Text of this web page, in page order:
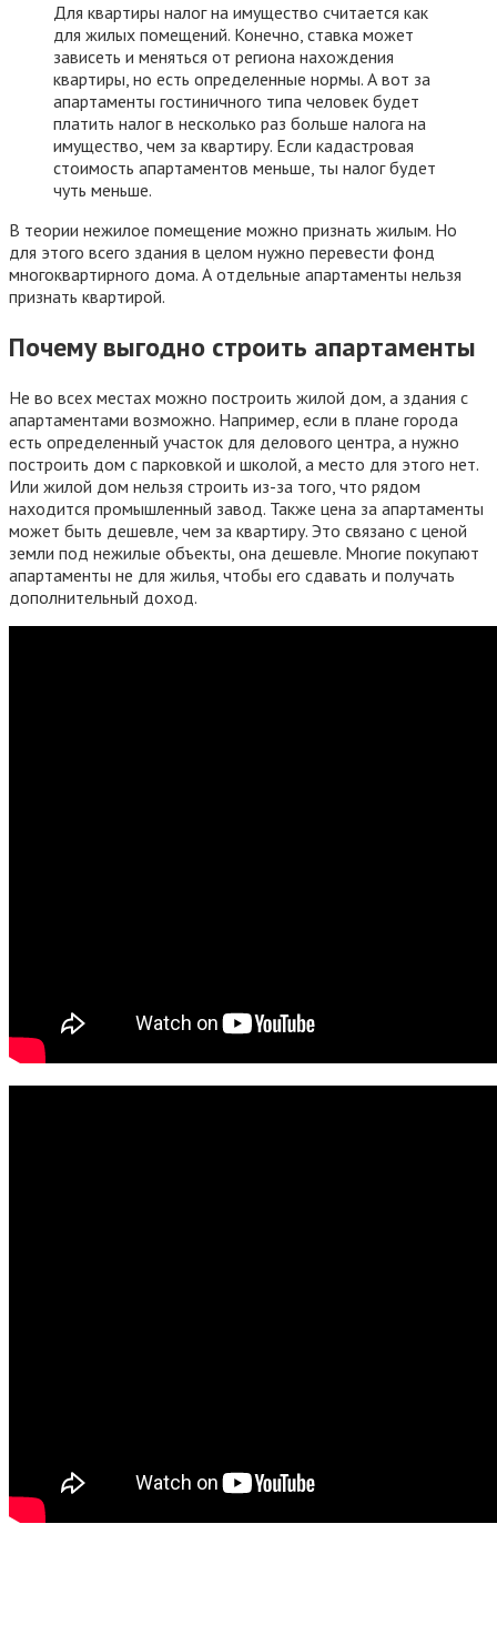
Для квартиры налог на имущество считается как
для жилых помещений. Конечно, ставка может
зависеть и меняться от региона нахождения
квартиры, но есть определенные нормы. А вот за
апартаменты гостиничного типа человек будет
платить налог в несколько раз больше налога на
имущество, чем за квартиру. Если кадастровая
стоимость апартаментов меньше, ты налог будет
чуть меньше.
В теории нежилое помещение можно признать жилым. Но
для этого всего здания в целом нужно перевести фонд
многоквартирного дома. А отдельные апартаменты нельзя
признать квартирой.
Почему выгодно строить апартаменты
Не во всех местах можно построить жилой дом, а здания с
апартаментами возможно. Например, если в плане города
есть определенный участок для делового центра, а нужно
построить дом с парковкой и школой, а место для этого нет.
Или жилой дом нельзя строить из-за того, что рядом
находится промышленный завод. Также цена за апартаменты
может быть дешевле, чем за квартиру. Это связано с ценой
земли под нежилые объекты, она дешевле. Многие покупают
апартаменты не для жилья, чтобы его сдавать и получать
дополнительный доход.